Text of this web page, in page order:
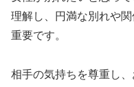
理解し、円満な別れや
重要です。
相手の気持ちを尊重し